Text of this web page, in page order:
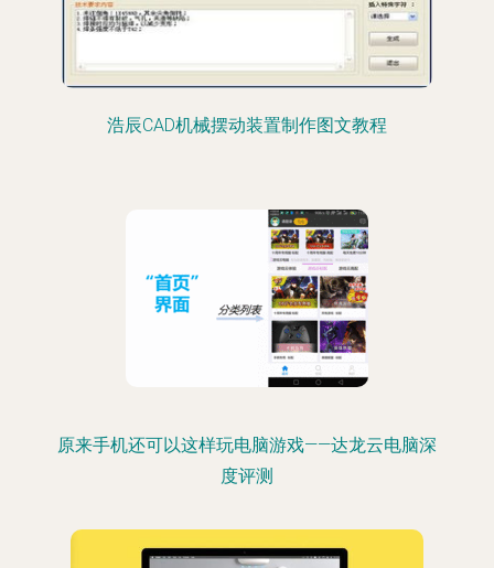
浩辰CAD机械摆动装置制作图文教程
原来手机还可以这样玩电脑游戏——达龙云电脑深
度评测